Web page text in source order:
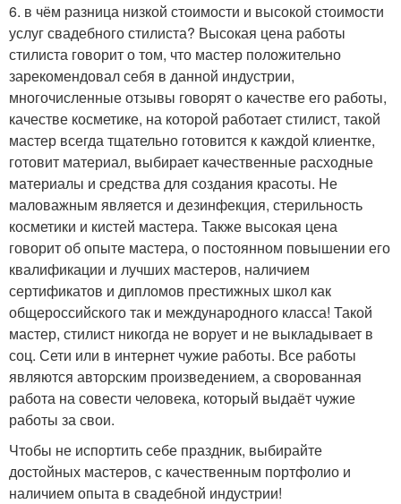
6. в чём разница низкой стоимости и высокой стоимости
услуг свадебного стилиста? Высокая цена работы
стилиста говорит о том, что мастер положительно
зарекомендовал себя в данной индустрии,
многочисленные отзывы говорят о качестве его работы,
качестве косметике, на которой работает стилист, такой
мастер всегда тщательно готовится к каждой клиентке,
готовит материал, выбирает качественные расходные
материалы и средства для создания красоты. Не
маловажным является и дезинфекция, стерильность
косметики и кистей мастера. Также высокая цена
говорит об опыте мастера, о постоянном повышении его
квалификации и лучших мастеров, наличием
сертификатов и дипломов престижных школ как
общероссийского так и международного класса! Такой
мастер, стилист никогда не ворует и не выкладывает в
соц. Сети или в интернет чужие работы. Все работы
являются авторским произведением, а сворованная
работа на совести человека, который выдаёт чужие
работы за свои.
Чтобы не испортить себе праздник, выбирайте
достойных мастеров, с качественным портфолио и
наличием опыта в свадебной индустрии!